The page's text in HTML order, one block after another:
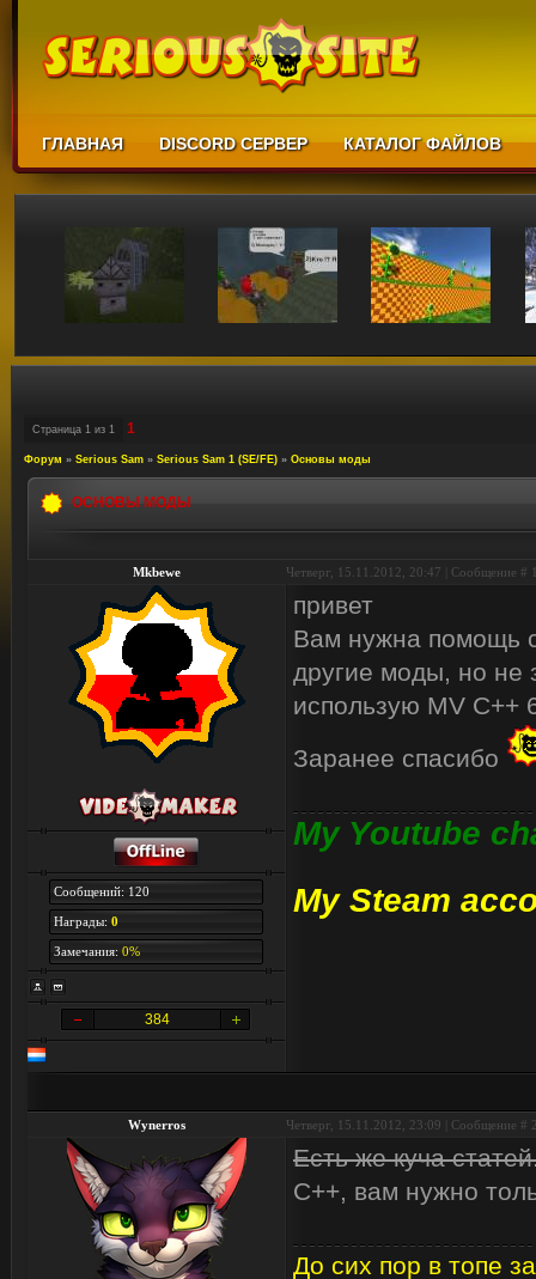
ГЛАВНАЯ DISCORD СЕРВЕР КАТАЛОГ ФАЙЛОВ
Страница 1 из 1 1
Форум » Serious Sam » Serious Sam 1 (SE/FE) » Основы моды
ОСНОВЫ МОДЫ
Mkbewe Четверг, 15.11.2012, 20:47 | Сообщение #
Сообщений: 120
Награды: 0
Замечания: 0%
384
привет
Вам нужна помощь
другие моды, но не
использую MV C++
Заранее спасибо
My Youtube
My Steam
Wynerros Четверг, 15.11.2012, 23:09 | Сообщение #
Есть же куча
C++, вам нужно
До сих пор в топе